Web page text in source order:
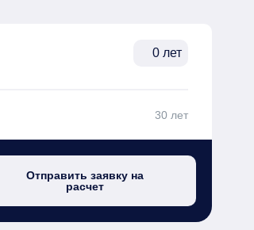
лет
30 лет
Отправить заявку на
расчет